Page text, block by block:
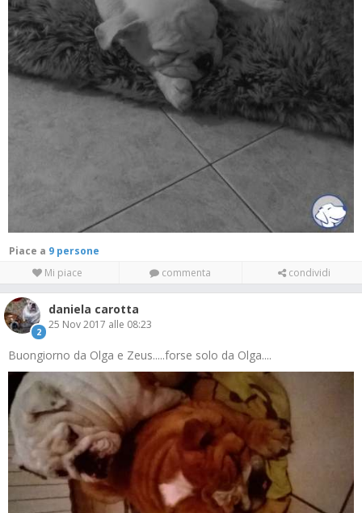
Piace a
9 persone
Mi piace
commenta condividi
2
daniela carotta
25 Nov 2017 alle 08:23
Buongiorno da Olga e Zeus.....forse solo da Olga....